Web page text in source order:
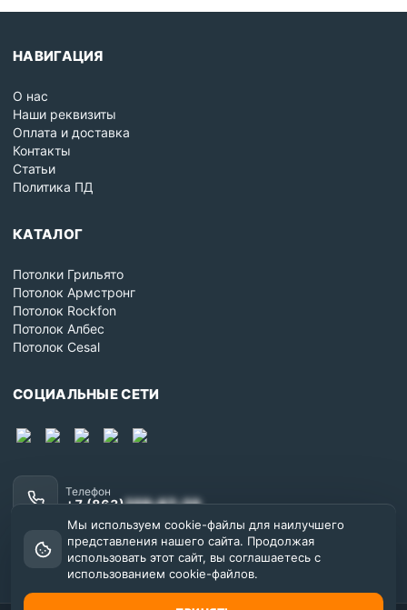
НАВИГАЦИЯ
О нас
Наши реквизиты
Оплата и доставка
Контакты
Статьи
Политика ПД
КАТАЛОГ
Потолки Грильято
Потолок Армстронг
Потолок Rockfon
Потолок Албес
Потолок Cesal
СОЦИАЛЬНЫЕ СЕТИ
Телефон
+7 (863)209-87-20
Почта
dnr@prompotolok.ru
Мы используем cookie-файлы для наилучшего
представления нашего сайта. Продолжая
использовать этот сайт, вы соглашаетесь с
использованием cookie-файлов.